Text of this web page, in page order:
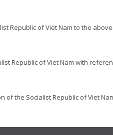
Republic of Viet Nam to the
Republic of Viet Nam with
the Socialist Republic of Viet